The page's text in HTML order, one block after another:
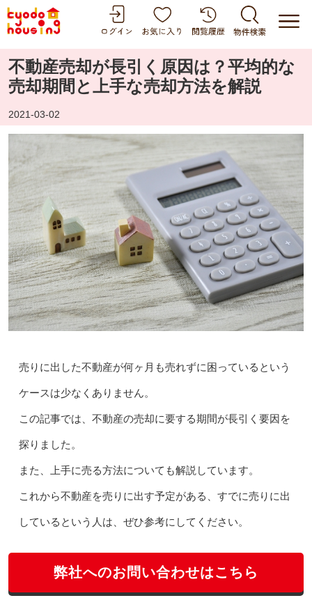
不動産売却が長引く原因は？平均的な
売却期間と上手な売却方法を解説
2021-03-02
売りに出した不動産が何ヶ月も売れずに困っているという
ケースは少なくありません。
この記事では、不動産の売却に要する期間が長引く要因を
探りました。
また、上手に売る方法についても解説しています。
これから不動産を売りに出す予定がある、すでに売りに出
しているという人は、ぜひ参考にしてください。
弊社へのお問い合わせはこちら